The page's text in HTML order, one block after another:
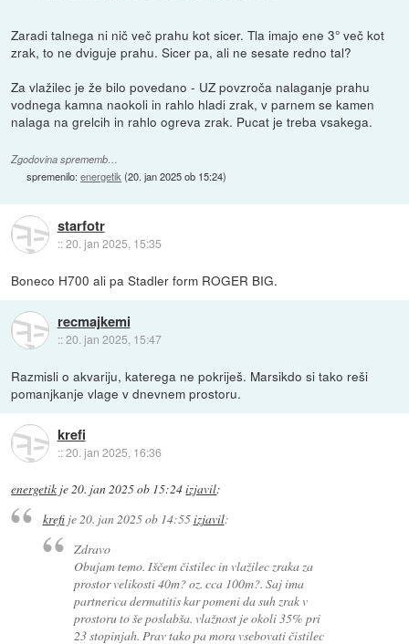
Zaradi talnega ni nič več prahu kot sicer. Tla imajo ene 3° več kot
zrak, to ne dviguje prahu. Sicer pa, ali ne sesate redno tal?
Za vlažilec je že bilo povedano - UZ povzroča nalaganje prahu
vodnega kamna naokoli in rahlo hladi zrak, v parnem se kamen
nalaga na grelcih in rahlo ogreva zrak. Pucat je treba vsakega.
Zgodovina sprememb…
spremenilo:energetik (20. jan 2025 ob 15:24)
starfotr
::20. jan 2025, 15:35
Boneco H700 ali pa Stadler form ROGER BIG.
recmajkemi
::20. jan 2025, 15:47
Razmisli o akvariju, katerega ne pokriješ. Marsikdo si tako reši
pomanjkanje vlage v dnevnem prostoru.
krefi
::20. jan 2025, 16:36
energetik je20. jan 2025 ob 15:24izjavil:
krefije20. jan 2025 ob 14:55izjavil:
Zdravo
Obujam temo. Iščem čistilec in vlažilec zraka za
prostor velikosti 40m? oz. cca 100m?. Saj ima
partnerica dermatitis kar pomeni da suh zrak v
prostoru to še poslabša. vlažnost je okoli 35% pri
23 stopinjah. Prav tako pa mora vsebovati čistilec